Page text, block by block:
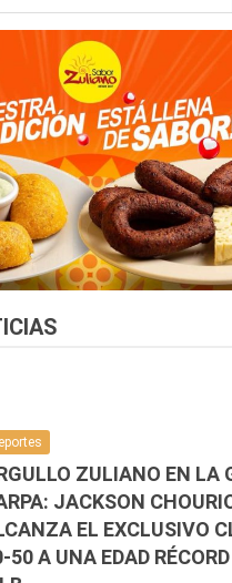
ZULIANO EN LA
JACKSON
EL EXCLUSIVO
50 A UNA EDAD